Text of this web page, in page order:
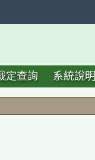
定查詢 系統說明